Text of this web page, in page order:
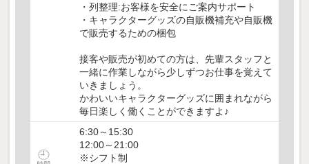
・列整理:お客様を安全にご案内サポート
・キャラクターグッズの自販機補充や自販機
で販売するための梱包
接客や販売が初めての方は、先輩スタッフと
一緒に作業しながら少しずつお仕事を覚えて
いきましょう。
かわいいキャラクターグッズに囲まれながら
毎日楽しく働くことができますよ♪
6:30～15:30
12:00～21:00
※シフト制